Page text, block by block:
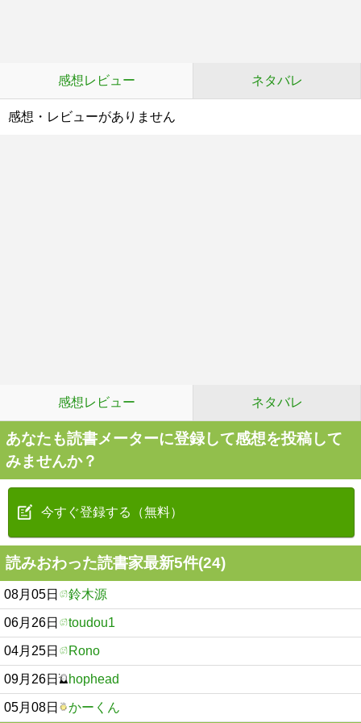
感想レビュー ネタバレ
感想・レビューがありません
感想レビュー ネタバレ
あなたも読書メーターに登録して感想を投稿して
みませんか？
今すぐ登録する（無料）
読みおわった読書家最新5件(24)
08月05日 鈴木源
06月26日 toudou1
04月25日 Rono
09月26日 hophead
05月08日 かーくん